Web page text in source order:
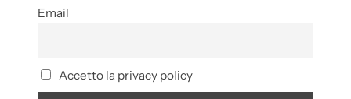
Email
Accetto la privacy policy